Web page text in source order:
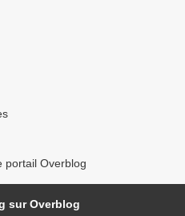
portail Overblog
sur Overblog